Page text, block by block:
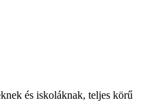
és iskoláknak, teljes körű